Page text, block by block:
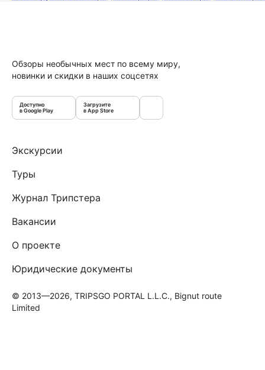
Обзоры необычных мест по всему миру,
новинки и скидки в наших соцсетях
Доступно
в Google Play
Загрузите
в App Store
Экскурсии
Туры
Журнал Трипстера
Вакансии
О проекте
Юридические документы
© 2013—2026, TRIPSGO PORTAL L.L.C., Bignut route
Limited